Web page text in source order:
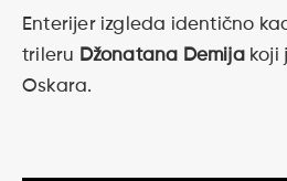
Enterijer izgleda identično
trileru Džonatana Demija koji
Oskara.